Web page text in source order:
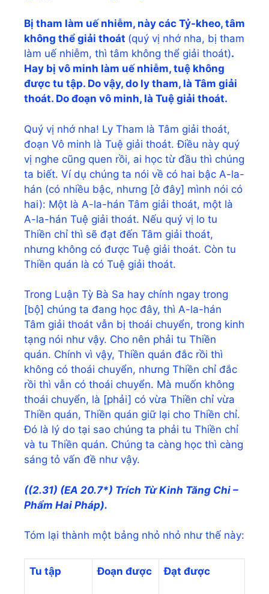
Bị tham làm uế nhiễm, này các Tỷ-kheo, tâm
không thể giải thoát (quý vị nhớ nha, bị tham
làm uế nhiễm, thì tâm không thể giải thoát).
Hay bị vô minh làm uế nhiễm, tuệ không
được tu tập. Do vậy, do ly tham, là Tâm giải
thoát. Do đoạn vô minh, là Tuệ giải thoát.
Quý vị nhớ nha! Ly Tham là Tâm giải thoát,
đoạn Vô minh là Tuệ giải thoát. Điều này quý
vị nghe cũng quen rồi, ai học từ đầu thì chúng
ta biết. Ví dụ chúng ta nói về có hai bậc A-la-
hán (có nhiều bậc, nhưng [ở đây] mình nói có
hai): Một là A-la-hán Tâm giải thoát, một là
A-la-hán Tuệ giải thoát. Nếu quý vị lo tu
Thiền chỉ thì sẽ đạt đến Tâm giải thoát,
nhưng không có được Tuệ giải thoát. Còn tu
Thiền quán là có Tuệ giải thoát.
Trong Luận Tỳ Bà Sa hay chính ngay trong
[bộ] chúng ta đang học đây, thì A-la-hán
Tâm giải thoát vẫn bị thoái chuyển, trong kinh
tạng nói như vậy. Cho nên phải tu Thiền
quán. Chính vì vậy, Thiền quán đắc rồi thì
không có thoái chuyển, nhưng Thiền chỉ đắc
rồi thì vẫn có thoái chuyển. Mà muốn không
thoái chuyển, là [phải] có vừa Thiền chỉ vừa
Thiền quán, Thiền quán giữ lại cho Thiền chỉ.
Đó là lý do tại sao chúng ta phải tu Thiền chỉ
và tu Thiền quán. Chúng ta càng học thì càng
sáng tỏ vấn đề như vậy.
((2.31) (EA 20.7*) Trích Từ Kinh Tăng Chi –
Phẩm Hai Pháp).
Tóm lại thành một bảng nhỏ nhỏ như thế này:
Tu tập Đoạn được Đạt được